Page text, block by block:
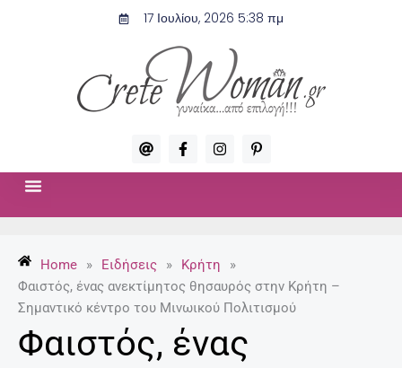
17 Ιουλίου, 2026 5:38 πμ
A
t
F
a
c
-
f
I
n
s
P
i
n
p
Home » Ειδήσεις » Κρήτη
»
Φαιστός, ένας ανεκτίμητος θησαυρός στην Κρήτη –
Σημαντικό κέντρο του Μινωικού Πολιτισμού
Φαιστός, ένας